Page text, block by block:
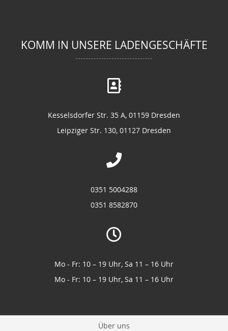
KOMM IN UNSERE LADENGESCHÄFTE
Kesselsdorfer Str. 35 A, 01159 Dresden
Leipziger Str. 130, 01127 Dresden
0351 5004288
0351 8582870
Mo - Fr: 10 – 19 Uhr, Sa 11 – 16 Uhr
Mo - Fr: 10 – 19 Uhr, Sa 11 – 16 Uhr
Über uns